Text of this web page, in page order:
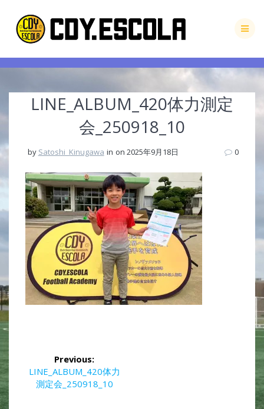
to
content
LINE_ALBUM_420体力測定
会_250918_10
by Satoshi_Kinugawa in on 2025年9月18日 0
投
稿
Previous:
Previous
post:
LINE_ALBUM_420体力
測定会_250918_10